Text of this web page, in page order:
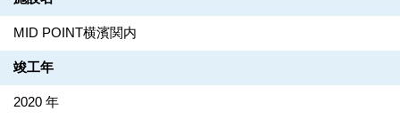
MID POINT横濱関内
竣工年
2020 年